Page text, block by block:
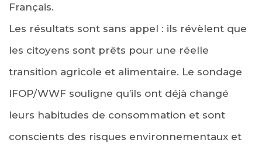
Français.
Les résultats sont sans appel : ils révèlent que
les citoyens sont prêts pour une réelle
transition agricole et alimentaire. Le sondage
IFOP/WWF souligne qu’ils ont déjà changé
leurs habitudes de consommation et sont
conscients des risques environnementaux et